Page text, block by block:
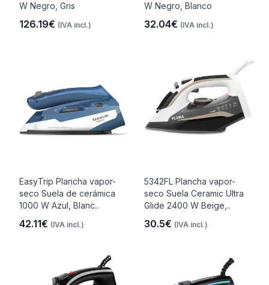
W Negro, Gris
126.19€ (IVA incl.)
W Negro, Blanco
32.04€ (IVA incl.)
EasyTrip Plancha vapor-
seco Suela de cerámica
1000 W Azul, Blanc..
42.11€ (IVA incl.)
5342FL Plancha vapor-
seco Suela Ceramic Ultra
Glide 2400 W Beige,..
30.5€ (IVA incl.)